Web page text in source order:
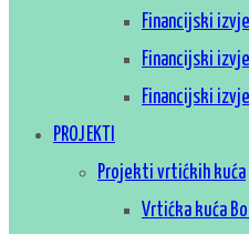
Financijski
Financijski
Financijski
PROJEKTI
Projekti vrtićkih kuća
Vrtićka kuća